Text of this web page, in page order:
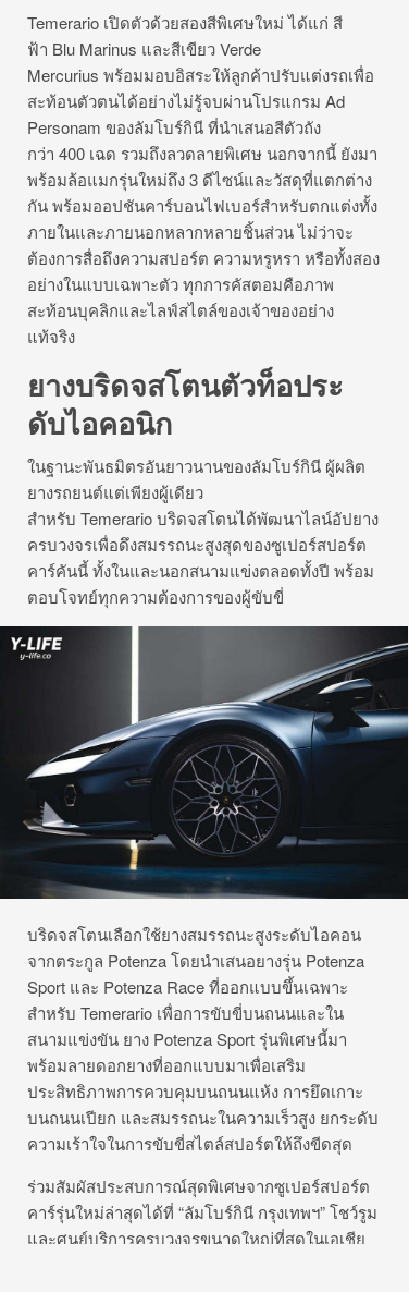
Temerario เปิดตัวด้วยสองสีพิเศษใหม่ ได้แก่ สี
ฟ้า Blu Marinus และสีเขียว Verde
Mercurius พร้อมมอบอิสระให้ลูกค้าปรับแต่งรถเพื่อ
สะท้อนตัวตนได้อย่างไม่รู้จบผ่านโปรแกรม Ad
Personam ของลัมโบร์กินี ที่นำเสนอสีตัวถัง
กว่า 400 เฉด รวมถึงลวดลายพิเศษ นอกจากนี้ ยังมา
พร้อมล้อแมกรุ่นใหม่ถึง 3 ดีไซน์และวัสดุที่แตกต่าง
กัน พร้อมออปชันคาร์บอนไฟเบอร์สำหรับตกแต่งทั้ง
ภายในและภายนอกหลากหลายชิ้นส่วน ไม่ว่าจะ
ต้องการสื่อถึงความสปอร์ต ความหรูหรา หรือทั้งสอง
อย่างในแบบเฉพาะตัว ทุกการคัสตอมคือภาพ
สะท้อนบุคลิกและไลฟ์สไตล์ของเจ้าของอย่าง
แท้จริง
ยางบริดจสโตนตัวท็อประ
ดับไอคอนิก
ในฐานะพันธมิตรอันยาวนานของลัมโบร์กินี ผู้ผลิต
ยางรถยนต์แต่เพียงผู้เดียว
สำหรับ Temerario บริดจสโตนได้พัฒนาไลน์อัปยาง
ครบวงจรเพื่อดึงสมรรถนะสูงสุดของซูเปอร์สปอร์ต
คาร์คันนี้ ทั้งในและนอกสนามแข่งตลอดทั้งปี พร้อม
ตอบโจทย์ทุกความต้องการของผู้ขับขี่
บริดจสโตนเลือกใช้ยางสมรรถนะสูงระดับไอคอน
จากตระกูล Potenza โดยนำเสนอยางรุ่น Potenza
Sport และ Potenza Race ที่ออกแบบขึ้นเฉพาะ
สำหรับ Temerario เพื่อการขับขี่บนถนนและใน
สนามแข่งขัน ยาง Potenza Sport รุ่นพิเศษนี้มา
พร้อมลายดอกยางที่ออกแบบมาเพื่อเสริม
ประสิทธิภาพการควบคุมบนถนนแห้ง การยึดเกาะ
บนถนนเปียก และสมรรถนะในความเร็วสูง ยกระดับ
ความเร้าใจในการขับขี่สไตล์สปอร์ตให้ถึงขีดสุด
ร่วมสัมผัสประสบการณ์สุดพิเศษจากซูเปอร์สปอร์ต
คาร์รุ่นใหม่ล่าสุดได้ที่ “ลัมโบร์กินี กรุงเทพฯ” โชว์รูม
และศูนย์บริการครบวงจรขนาดใหญ่ที่สุดในเอเชีย